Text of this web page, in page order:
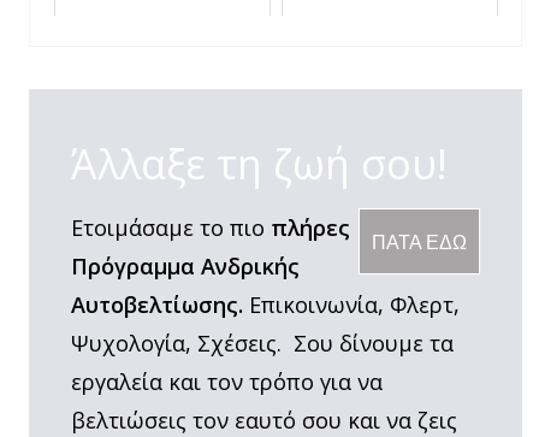
Άλλαξε τη ζωή σου!
ΠΑΤΑ ΕΔΩ
Ετοιμάσαμε το πιο πλήρες
Πρόγραμμα Ανδρικής
Αυτοβελτίωσης. Επικοινωνία, Φλερτ,
Ψυχολογία, Σχέσεις. Σου δίνουμε τα
εργαλεία και τον τρόπο για να
βελτιώσεις τον εαυτό σου και να ζεις